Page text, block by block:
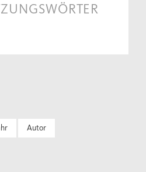
Autor